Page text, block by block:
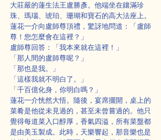
大莊嚴的蓮生法王盧勝彥。他端坐在鑲滿珍
珠、瑪瑙、琥珀、珊瑚和寶石的高大法座上。
蓮花一介向盧師尊頂禮，驚訝地問道：「盧師
尊！您怎麼會在這裡？」
盧師尊回答：「我本來就在這裡！」
「那人間的盧師尊呢？」
「那也是我。」
「這樣我就不明白了。」
「千百億化身，你明白嗎？」
蓮花一介恍然大悟。隨後，宴席擺開，桌上的
菜肴是他從未見過的，甚至未曾嘗過的。他只
覺得每道菜入口醇厚，香氣四溢，所有菜盤都
是由美玉製成。此時，天樂響起，那音樂也是